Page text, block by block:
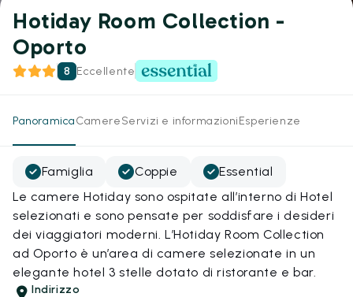
Hotiday Room Collection -
Oporto
8 Eccellente
PanoramicaCamereServizi e informazioniEsperienze
Famiglia Coppie
Essential
Le camere Hotiday sono ospitate all’interno di Hotel
selezionati e sono pensate per soddisfare i desideri
dei viaggiatori moderni. L’Hotiday Room Collection
ad Oporto è un’area di camere selezionate in un
elegante hotel 3 stelle dotato di ristorante e bar.
Indirizzo